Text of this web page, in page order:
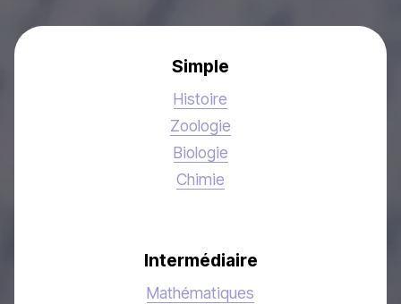
Simple
Histoire
Zoologie
Biologie
Chimie
Intermédiaire
Mathématiques